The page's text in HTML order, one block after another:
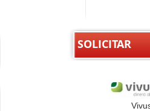
SOLICITAR